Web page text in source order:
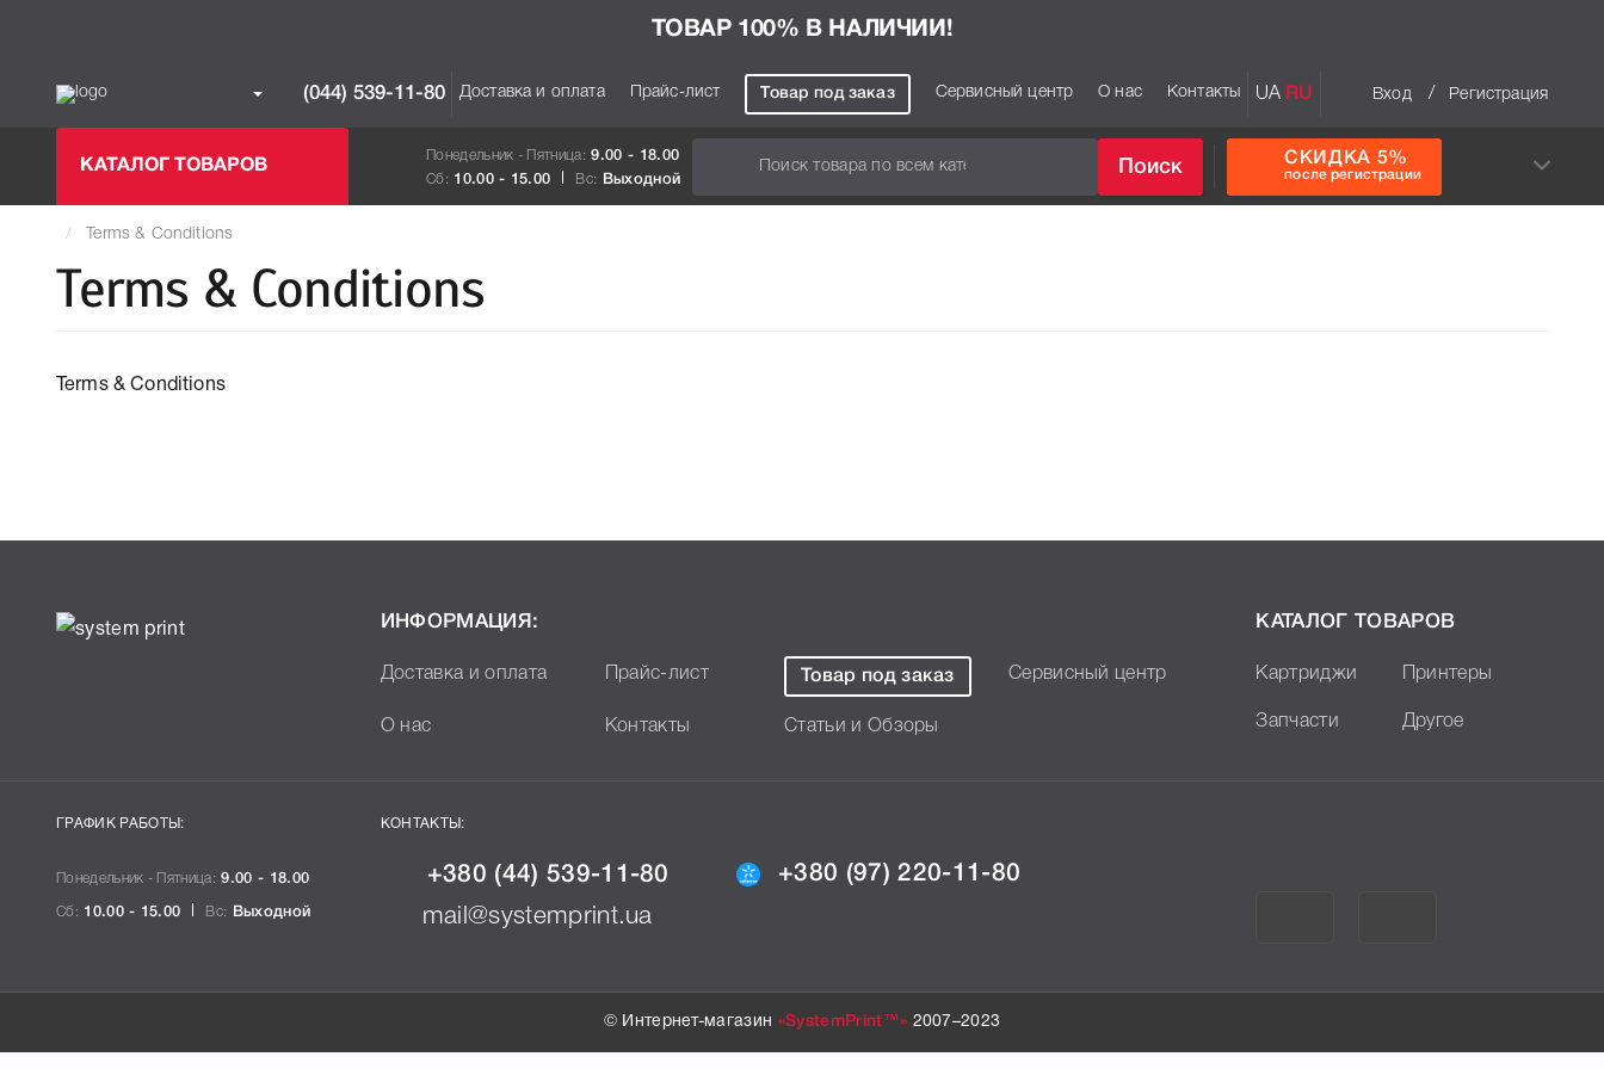
ТОВАР 100% В НАЛИЧИИ!
(044) 539-11-80 Доставка и оплата Прайс-лист Товар под заказ Сервисный центр О нас Контакты UA RU Вход / Регистрация
КАТАЛОГ ТОВАРОВ
Понедельник - Пятница: 9.00 - 18.00
Сб: 10.00 - 15.00 Вс: Выходной
Поиск СКИДКА 5%
после регистрации
Terms & Conditions
Terms & Conditions
Terms & Conditions
ИНФОРМАЦИЯ:
Доставка и оплата Прайс-лист Товар под заказ Сервисный центр
О нас Контакты Статьи и Обзоры
КАТАЛОГ ТОВАРОВ
Картриджи Принтеры
Запчасти Другое
ГРАФИК РАБОТЫ:
Понедельник - Пятница: 9.00 - 18.00
Сб: 10.00 - 15.00 Вс: Выходной
КОНТАКТЫ:
+380 (44) 539-11-80
+380 (97) 220-11-80
mail@systemprint.ua
© Интернет-магазин «SystemPrint™» 2007–2023